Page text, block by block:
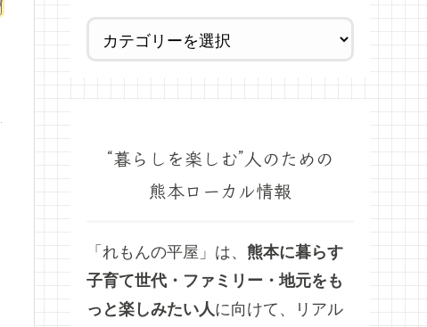
“暮らしを楽しむ”人のための
熊本ローカル情報
「れもんの平屋」は、 熊本に暮らす
子育て世代・ファミリー・地元をも
っと楽しみたい人に向けて、リアル